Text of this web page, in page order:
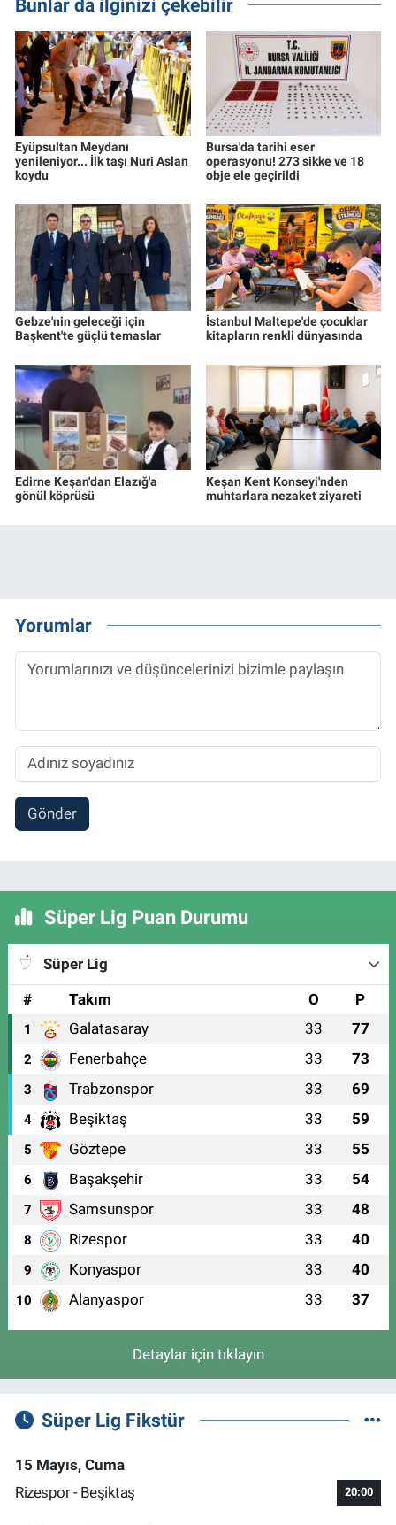
Bunlar da ilginizi çekebilir
Eyüpsultan Meydanı
yenileniyor... İlk taşı Nuri Aslan
koydu
Bursa'da tarihi eser
operasyonu! 273 sikke ve 18
obje ele geçirildi
Gebze'nin geleceği için
Başkent'te güçlü temaslar
İstanbul Maltepe'de çocuklar
kitapların renkli dünyasında
Edirne Keşan'dan Elazığ'a
gönül köprüsü
Keşan Kent Konseyi'nden
muhtarlara nezaket ziyareti
Yorumlar
Gönder
Süper Lig Puan Durumu
Süper Lig
#
Takım O P
1 Galatasaray 33 77
2 Fenerbahçe 33 73
3 Trabzonspor 33 69
4 Beşiktaş 33 59
5 Göztepe 33 55
6 Başakşehir 33 54
7 Samsunspor 33 48
8 Rizespor 33 40
9 Konyaspor 33 40
10 Alanyaspor 33 37
Detaylar için tıklayın
Süper Lig Fikstür
15 Mayıs, Cuma
Rizespor - Beşiktaş
20:00